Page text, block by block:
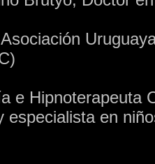
e Hipnoterapeuta
especialista en